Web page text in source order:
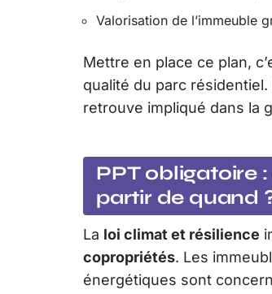
Valorisation de l’immeuble
Mettre en place ce plan,
qualité du parc résidentiel.
retrouve impliqué dans la
PPT obligatoire
partir de quand
La loi climat et résilience
copropriétés. Les
énergétiques sont